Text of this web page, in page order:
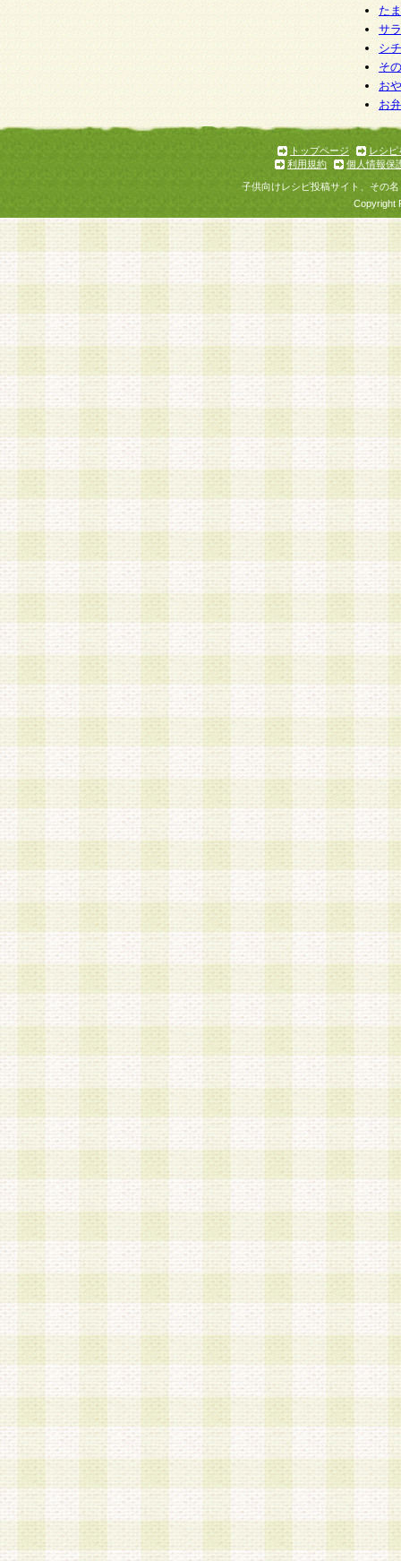
た
サ
シ
そ
お
お
トップページ
レシピ
利用規約
個人情報保
子供向けレシピ投稿サイト、その
Copyright